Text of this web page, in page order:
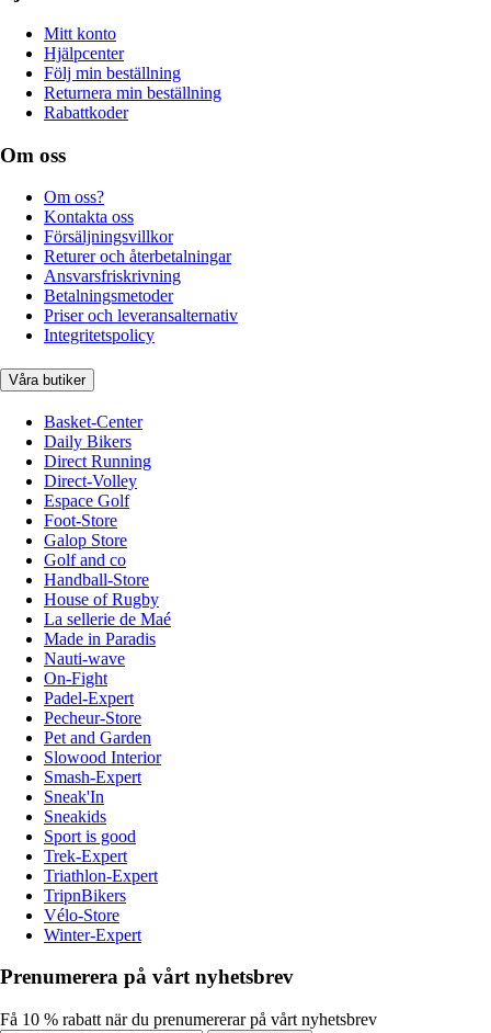
Mitt konto
Hjälpcenter
Följ min beställning
Returnera min beställning
Rabattkoder
Om oss
Om oss?
Kontakta oss
Försäljningsvillkor
Returer och återbetalningar
Ansvarsfriskrivning
Betalningsmetoder
Priser och leveransalternativ
Integritetspolicy
Våra butiker
Basket-Center
Daily Bikers
Direct Running
Direct-Volley
Espace Golf
Foot-Store
Galop Store
Golf and co
Handball-Store
House of Rugby
La sellerie de Maé
Made in Paradis
Nauti-wave
On-Fight
Padel-Expert
Pecheur-Store
Pet and Garden
Slowood Interior
Smash-Expert
Sneak'In
Sneakids
Sport is good
Trek-Expert
Triathlon-Expert
TripnBikers
Vélo-Store
Winter-Expert
Prenumerera på vårt nyhetsbrev
Få 10 % rabatt när du prenumererar på vårt nyhetsbrev